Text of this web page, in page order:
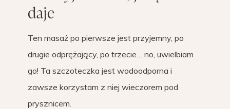
daje
Ten masaż po pierwsze jest przyjemny, po
drugie odprężający, po trzecie… no, uwielbiam
go! Ta szczoteczka jest wodoodporna i
zawsze korzystam z niej wieczorem pod
prysznicem.